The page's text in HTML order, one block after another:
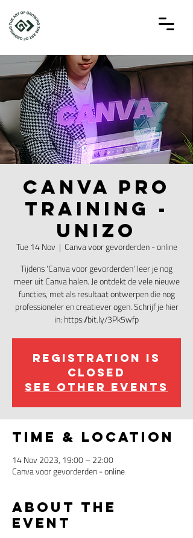
CANVA PRO
TRAINING -
UNIZO
Tue 14 Nov
  |
Canva voor gevorderden - online
Tijdens 'Canva voor gevorderden' leer je nog
meer uit Canva halen. Je ontdekt de vele nieuwe
functies, met als resultaat ontwerpen die nog
professioneler en creatiever ogen. Schrijf je hier
in: https://bit.ly/3Pk5wfp
Registration is
closed
See other events
Time & Location
14 Nov 2023, 19:00 – 22:00
Canva voor gevorderden - online
About the
event